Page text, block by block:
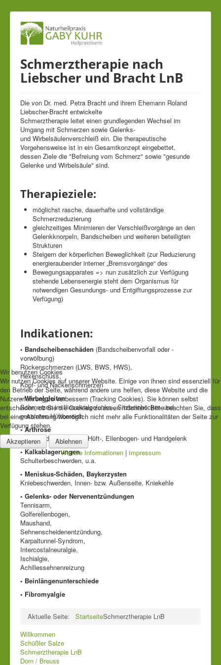
Schmerztherapie nach
Liebscher und Bracht LnB
Die von Dr. med. Petra Bracht und ihrem Ehemann Roland
Liebscher-Bracht entwickelte
Schmerztherapie leitet einen grundlegenden Wechsel im
Umgang mit Schmerzen sowie Gelenks-
und Wirbelsäulenverschleiß ein. Die therapeutische
Vorgehensweise ist in ein Gesamtkonzept eingebettet,
dessen Ziele die "Befreiung vom Schmerz" sowie "gesunde
Gelenke und Wirbelsäule" sind.
Therapieziele:
möglichst rasche, dauerhafte und vollständige
Schmerzreduzierung
gleichzeitiges Minimieren der Verschleißvorgänge an den
Gelenkknorpeln, Bandscheiben und weiteren beteiligten
Strukturen
Steigern der körperlichen Beweglichkeit (zur Reduzierung
energieraubender interner „Bremsvorgänge“ des
Bewegungsapparates => nun zusätzlich zur Verfügung
stehende Lebensenergie steht dem Organismus für
notwendigen Gesundungs- und Entgiftungsprozesse zur
Verfügung)
Indikationen:
• Bandscheibenschäden (Bandscheibenvorfall oder -
vorwölbung)
Rückenschmerzen (LWS, BWS, HWS),
Hexenschuss,
Kopf- und Nackenschmerzen
• Wirbelgleiten
Schmerzen im Iliosakralgelenks-, Sitzbeinhöcker- und
gesamten Hüftbereich
• Arthrose
insbesondere im Knie-, Hüft-, Ellenbogen- und Handgelenk
• Kalkablagerungen
Schulterbeschwerden, u.a.
• Meniskus-Schäden, Baykerzysten
Kniebeschwerden, Innen- bzw. Außenseite, Kniekehle
• Gelenks- oder Nervenentzündungen
Tennisarm,
Golferellenbogen,
Maushand,
Sehnenscheidenentzündung,
Karpaltunnel-Syndrom,
Intercostalneuralgie,
Ischialgie,
Achillessehnenreizung
• Beinlängenunterschiede
• Fibromyalgie
Aktuelle Seite: StartseiteSchmerztherapie LnB
Willkommen
Schüßler Salze
Schmerztherapie LnB
Dorn / Breuss
Wir benutzen Cookies
Wir nutzen Cookies auf unserer Website. Einige von ihnen sind essenziell für
den Betrieb der Seite, während andere uns helfen, diese Website und die
Nutzererfahrung zu verbessern (Tracking Cookies). Sie können selbst
entscheiden, ob Sie die Cookies zulassen möchten. Bitte beachten Sie, dass
bei einer Ablehnung womöglich nicht mehr alle Funktionalitäten der Seite zur
Verfügung stehen.
Akzeptieren
Ablehnen
Weitere Informationen| Impressum